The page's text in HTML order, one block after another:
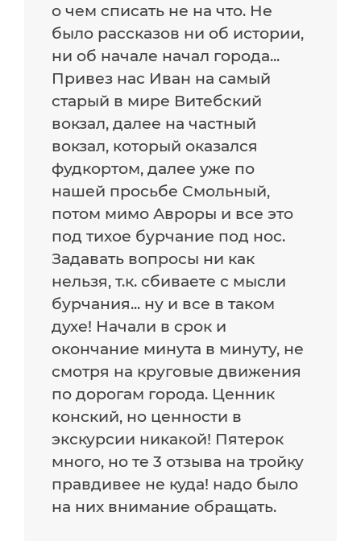
о чем списать не на что. Не
было рассказов ни об истории,
ни об начале начал города...
Привез нас Иван на самый
старый в мире Витебский
вокзал, далее на частный
вокзал, который оказался
фудкортом, далее уже по
нашей просьбе Смольный,
потом мимо Авроры и все это
под тихое бурчание под нос.
Задавать вопросы ни как
нельзя, т.к. сбиваете с мысли
бурчания... ну и все в таком
духе! Начали в срок и
окончание минута в минуту, не
смотря на круговые движения
по дорогам города. Ценник
конский, но ценности в
экскурсии никакой! Пятерок
много, но те 3 отзыва на тройку
правдивее не куда! надо было
на них внимание обращать.